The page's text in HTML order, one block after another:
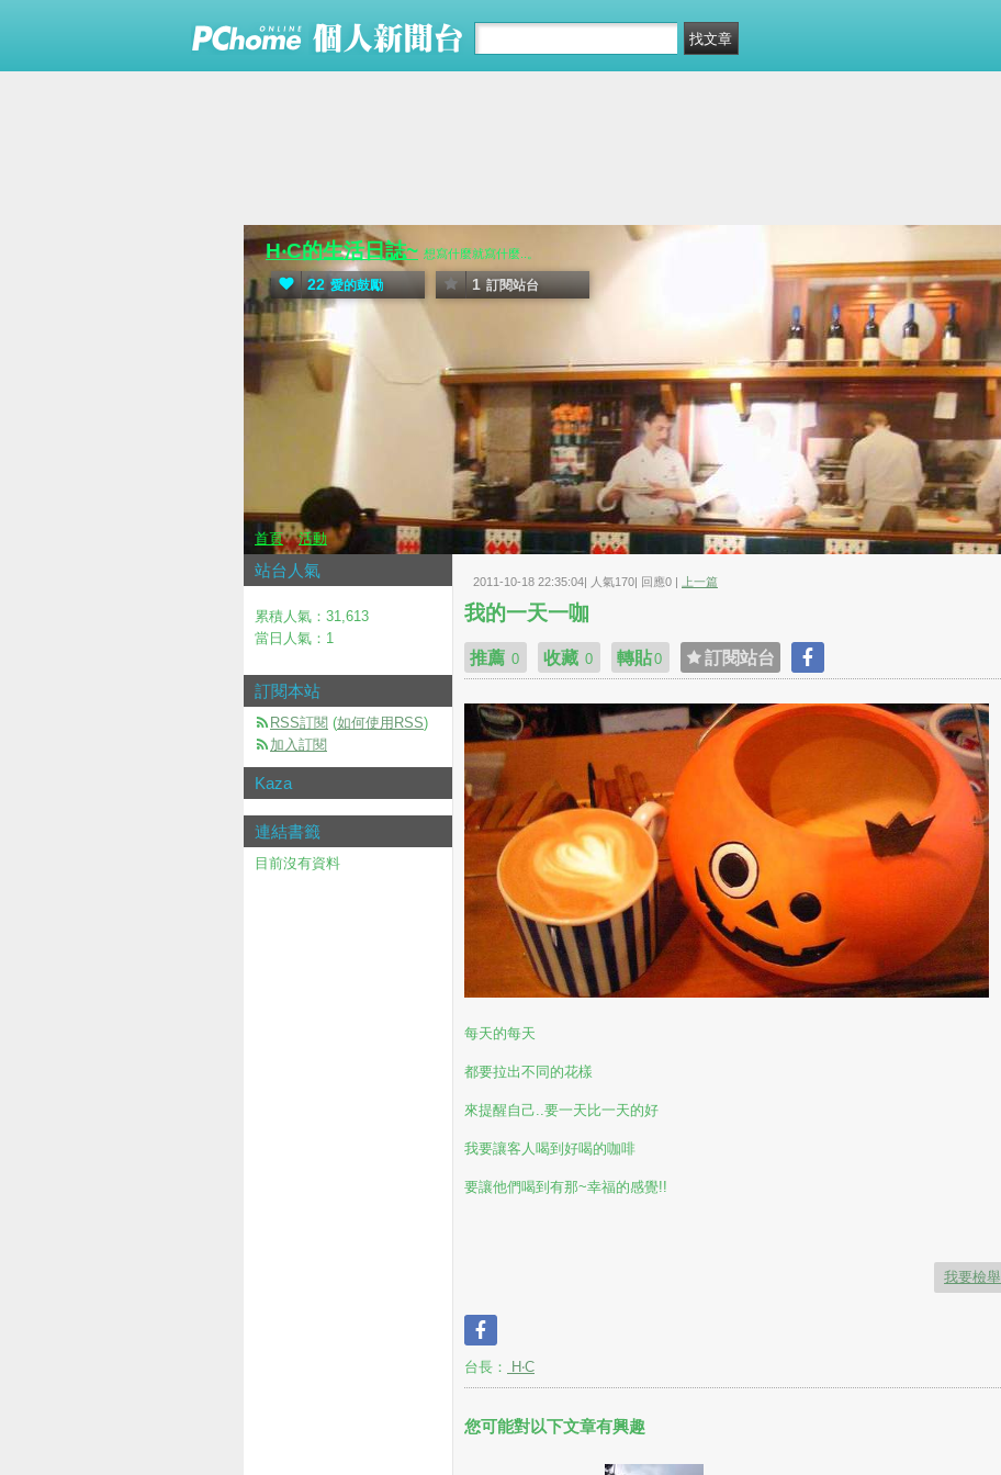
H‧C的生活日誌~ 想寫什麼就寫什麼..。
22 愛的鼓勵 1 訂閱站台
首頁 活動
2011-10-18 22:35:04| 人氣170| 回應0 | 上一篇
我的一天一咖
推薦 0 收藏 0 轉貼0 訂閱站台
每天的每天
都要拉出不同的花樣
來提醒自己..要一天比一天的好
我要讓客人喝到好喝的咖啡
要讓他們喝到有那~幸福的感覺!!
我要檢舉
台長： H‧C
您可能對以下文章有興趣
站台人氣
累積人氣： 31,613
當日人氣： 1
訂閱本站
RSS訂閱 (如何使用RSS)
加入訂閱
Kaza
連結書籤
目前沒有資料